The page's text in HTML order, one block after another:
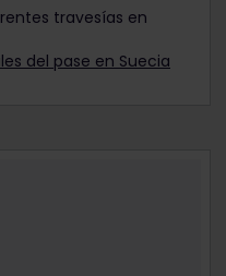
travesías en
del pase en Suecia